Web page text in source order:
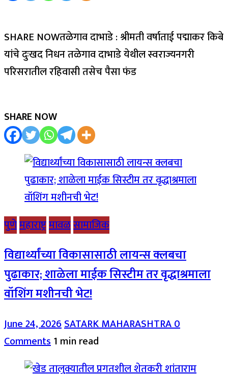
SHARE NOWतळेगाव दाभाडे : श्रीमती वर्षाताई पद्माकर किबे
यांचे दुःखद निधन तळेगाव दाभाडे येथील स्वराज्यनगरी
परिसरातील रहिवासी तसेच पैसा फंड
SHARE NOW
पुणेमहाराष्ट्रमावळसामाजिक
विद्यार्थ्यांच्या विकासासाठी लायन्स क्लबचा
पुढाकार; शाळेला माईक सिस्टीम तर वृद्धाश्रमाला
वॉशिंग मशीनची भेट!
June 24, 2026SATARK MAHARASHTRA0
Comments1 min read